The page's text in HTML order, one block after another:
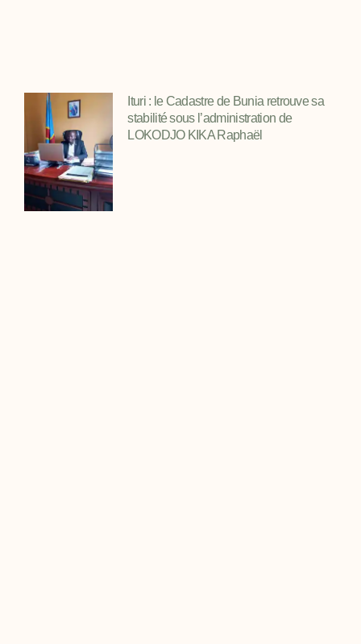
Ituri : le Cadastre de Bunia retrouve sa
stabilité sous l’administration de
LOKODJO KIKA Raphaël